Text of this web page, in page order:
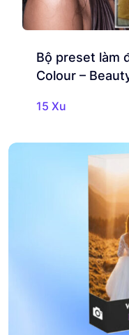
Bộ preset làm
Colour –
15 Xu